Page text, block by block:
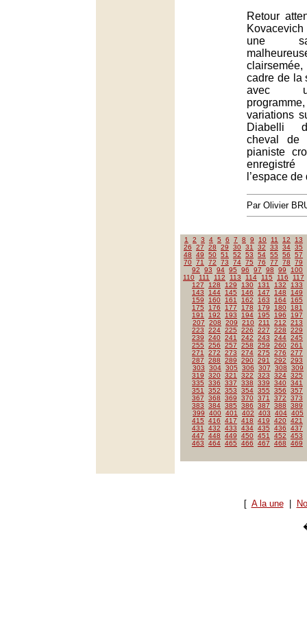
Retour
une
clairsemée,
cadre de la
avec
variations
Diabelli
cheval de
pianiste
l’espace
Par Olivier
1 2 3 4 5 6 7 8 9 10 11 12
13
26
27 28 29 30 31 32 33 34 35
48
49 50 51 52 53 54 55 56
57
70 71 72 73 74 75 76 77 78
79
92
93 94 95 96 97 98 99
100
110
111 112 113 114 115 116
117
127
128 129 130 131 132
133
143
144 145 146 147 148
149
159
160 161 162 163 164
165
175
176 177 178 179 180
181
191
192 193 194 195 196
197
207
208 209 210 211 212
213
223
224 225 226 227 228
229
239
240 241 242 243 244 245
255
256 257 258 259 260 261
271
272 273 274 275 276
277
287
288 289 290 291 292
293
303
304 305 306 307 308
309
319
320 321 322 323 324 325
335
336 337 338 339 340 341
351
352 353 354 355 356
357
367
368 369 370 371 372
373
383
384 385 386 387 388
389
399
400 401 402 403 404 405
415
416 417 418 419 420 421
431
432 433 434 435 436
437
447
448 449 450 451 452
453
463
464 465 466 467 468 469
[ A la une|